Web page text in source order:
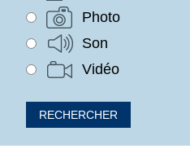
Photo
Son
Vidéo